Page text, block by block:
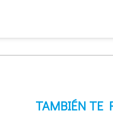
TAMBIÉN TE